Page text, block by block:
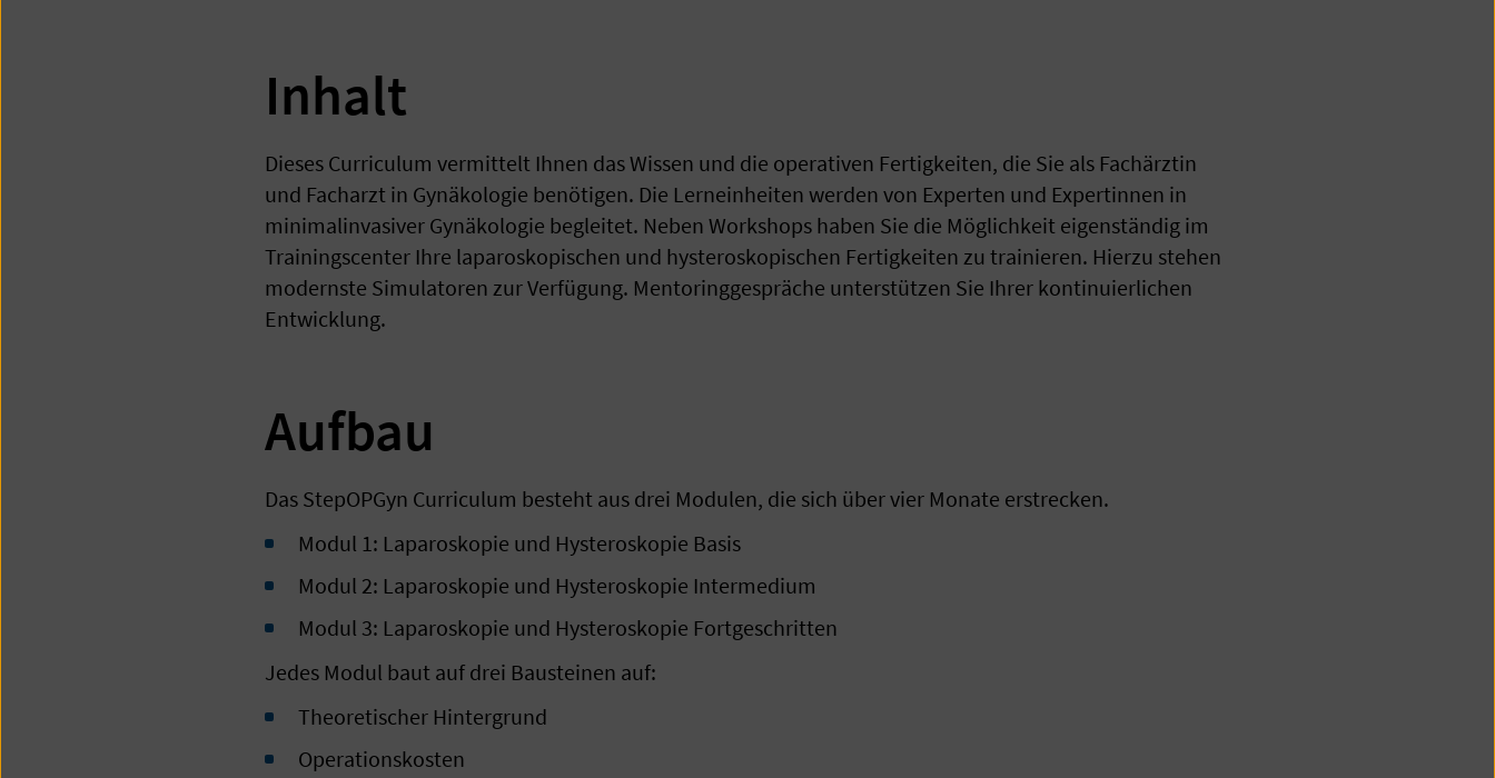
Inhalt
Dieses Curriculum vermittelt Ihnen das Wissen und die operativen Fertigkeiten, die Sie als Fachärztin
und Facharzt in Gynäkologie benötigen. Die Lerneinheiten werden von Experten und Expertinnen in
minimalinvasiver Gynäkologie begleitet. Neben Workshops haben Sie die Möglichkeit eigenständig im
Trainingscenter Ihre laparoskopischen und hysteroskopischen Fertigkeiten zu trainieren. Hierzu stehen
modernste Simulatoren zur Verfügung. Mentoringgespräche unterstützen Sie Ihrer kontinuierlichen
Entwicklung.
Aufbau
Das StepOPGyn Curriculum besteht aus drei Modulen, die sich über vier Monate erstrecken.
Modul 1: Laparoskopie und Hysteroskopie Basis
Modul 2: Laparoskopie und Hysteroskopie Intermedium
Modul 3: Laparoskopie und Hysteroskopie Fortgeschritten
Jedes Modul baut auf drei Bausteinen auf:
Theoretischer Hintergrund
Operationskosten